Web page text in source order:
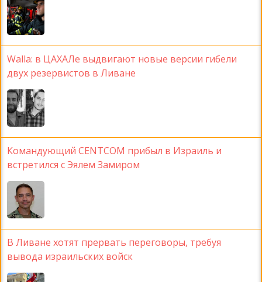
Walla: в ЦАХАЛе выдвигают новые версии гибели
двух резервистов в Ливане
Командующий CENTCOM прибыл в Израиль и
встретился с Эялем Замиром
В Ливане хотят прервать переговоры, требуя
вывода израильских войск